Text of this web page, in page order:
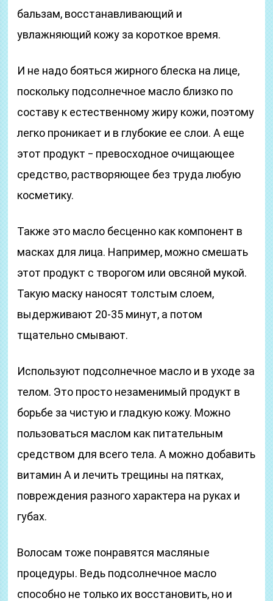
бальзам, восстанавливающий и
увлажняющий кожу за короткое время.
И не надо бояться жирного блеска на лице,
поскольку подсолнечное масло близко по
составу к естественному жиру кожи, поэтому
легко проникает и в глубокие ее слои. А еще
этот продукт ‒ превосходное очищающее
средство, растворяющее без труда любую
косметику.
Также это масло бесценно как компонент в
масках для лица. Например, можно смешать
этот продукт с творогом или овсяной мукой.
Такую маску наносят толстым слоем,
выдерживают 20-35 минут, а потом
тщательно смывают.
Используют подсолнечное масло и в уходе за
телом. Это просто незаменимый продукт в
борьбе за чистую и гладкую кожу. Можно
пользоваться маслом как питательным
средством для всего тела. А можно добавить
витамин А и лечить трещины на пятках,
повреждения разного характера на руках и
губах.
Волосам тоже понравятся масляные
процедуры. Ведь подсолнечное масло
способно не только их восстановить, но и